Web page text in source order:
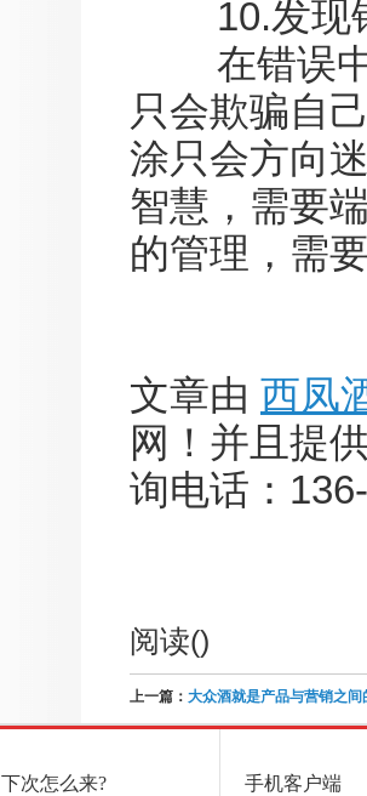
10.发现错
在错误中
只会欺骗自
涂只会方向
智慧，需要
的管理，需
文章由 西凤
网！并且提
询电话：
阅读()
上一篇： 大众酒就是产品与营销之间
下次怎么来? 手机客户端